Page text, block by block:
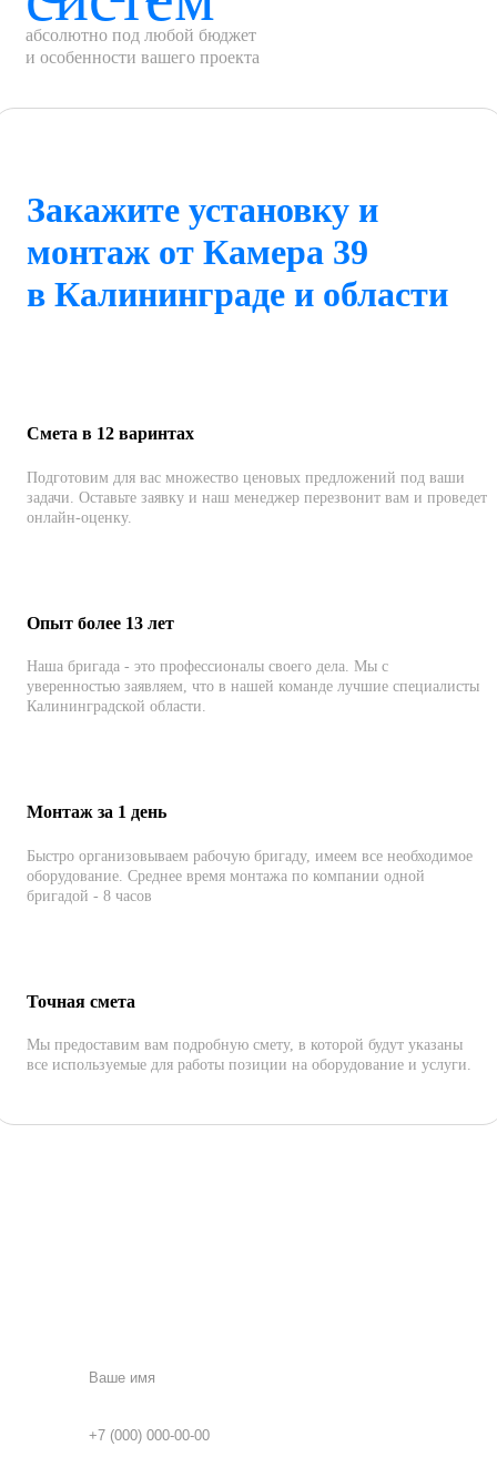
абсолютно под любой бюджет
и особенности вашего проекта
Закажите установку и
монтаж от Камера 39
в Калининграде и области
Смета в 12 варинтах
Подготовим для вас множество ценовых предложений под ваши
задачи. Оставьте заявку и наш менеджер перезвонит вам и проведет
онлайн-оценку.
Опыт более 13 лет
Наша бригада - это профессионалы своего дела. Мы с
уверенностью заявляем, что в нашей команде лучшие специалисты
Калининградской области.
Монтаж за 1 день
Быстро организовываем рабочую бригаду, имеем все необходимое
оборудование. Среднее время монтажа по компании одной
бригадой - 8 часов
Точная смета
Мы предоставим вам подробную смету, в которой будут указаны
все используемые для работы позиции на оборудование и услуги.